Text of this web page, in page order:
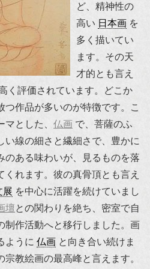
ど、精神性の
高い 日本画 を
多く描いてい
ます。その天
才的とも言え
く評価されています。どこか
つ作品が多いのが特徴です。こ
とした、 仏画 で、菩薩のふ
い線の細さと繊細さで、豊かに
のある味わいが、見るものを落
くれます。彼の真骨頂とも言え
展 を中心に活躍を続けていまし
壇との関わりを絶ち、密室で自
制作活動へと移行しました。画
ように 仏画 と向き合い続けま
宗教絵画の最高峰と言えます。